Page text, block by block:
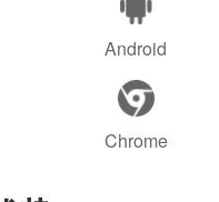
Android
Chrome